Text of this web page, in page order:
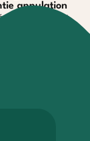
annulation
de souscription et